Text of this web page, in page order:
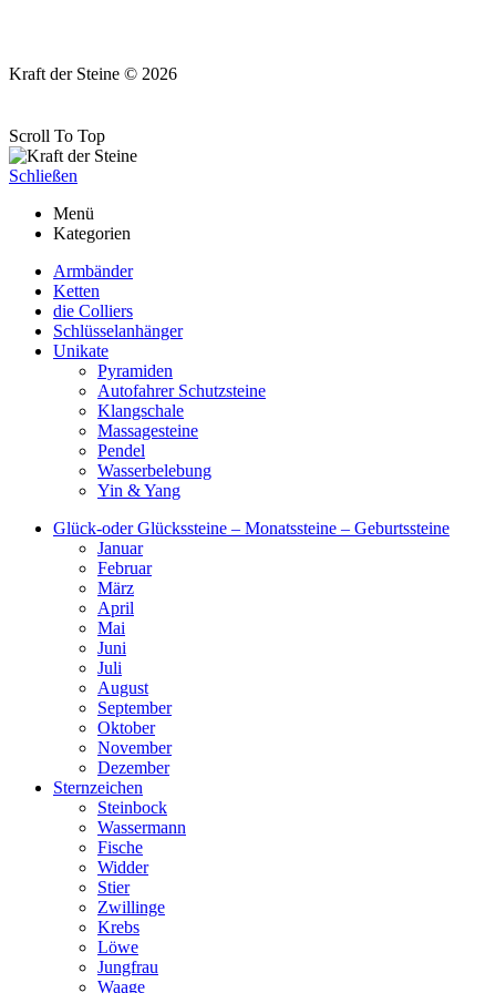
Kraft der Steine © 2026
Scroll To Top
Schließen
Menü
Kategorien
Armbänder
Ketten
die Colliers
Schlüsselanhänger
Unikate
Pyramiden
Autofahrer Schutzsteine
Klangschale
Massagesteine
Pendel
Wasserbelebung
Yin & Yang
Glück-oder Glückssteine – Monatssteine – Geburtssteine
Januar
Februar
März
April
Mai
Juni
Juli
August
September
Oktober
November
Dezember
Sternzeichen
Steinbock
Wassermann
Fische
Widder
Stier
Zwillinge
Krebs
Löwe
Jungfrau
Waage